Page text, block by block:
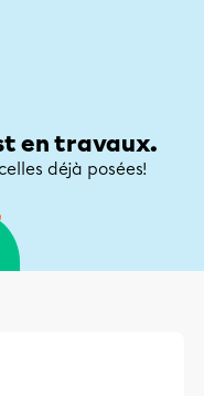
en travaux.
déjà posées!